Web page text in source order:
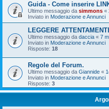
Guida - Come inserire
Ultimo messaggio da simmons «
Inviato in Moderazione e Annunci
LEGGERE
Ultimo messaggio da daccia « 7
Inviato in Moderazione e Annunci
Risposte: 18
Regole del Forum.
Ultimo messaggio da Giannide «
Inviato in Moderazione e Annunci
Risposte: 3